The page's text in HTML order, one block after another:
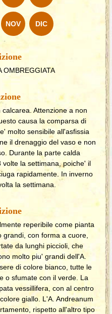
NOV DIC
OMBREGGIATA
Attenzione a non
causa la comparsa di
molto sensibile all'asfissia
il drenaggio del vaso e non
Durante la parte calda
la settimana, poiche' il
rapidamente. In inverno
la settimana.
reperibile come pianta
con forma a cuore,
da lunghi piccioli, che
molto piu' grandi dell'A.
di colore bianco, tutte le
o sfumate con il verde. La
vessillifera, con al centro
giallo. L'A. Andreanum
rispetto all'altro tipo